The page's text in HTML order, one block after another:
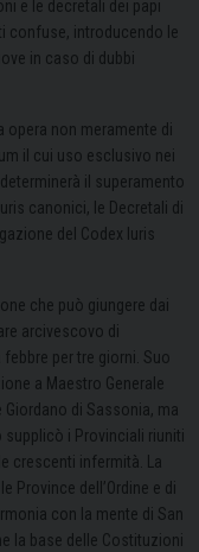
e le decretali dei papi
confuse, introducendo le
in caso di dubbi
opera non meramente di
il cui uso esclusivo nei
il superamento
canonici, le Decretali di
del Codex Iuris
che può giungere dai
arcivescovo di
per tre giorni. Suo
a Maestro Generale
Giordano di Sassonia, ma
i Provinciali riuniti
crescenti infermità. La
Province dell’Ordine e di
con la mente di San
la base delle Costituzioni